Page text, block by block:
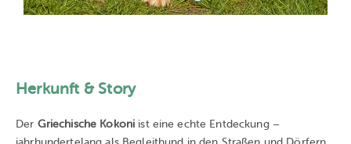
Herkunft & Story
Der Griechische Kokoni ist eine echte Entdeckung –